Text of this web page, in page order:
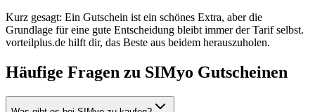
Kurz gesagt: Ein Gutschein ist ein schönes Extra, aber die
Grundlage für eine gute Entscheidung bleibt immer der Tarif selbst.
vorteilplus.de hilft dir, das Beste aus beidem herauszuholen.
Häufige Fragen zu SIMyo Gutscheinen